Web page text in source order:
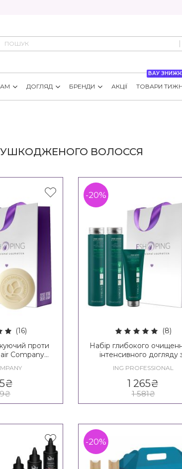
ДОГЛЯД БРЕНДИ АКЦІЇ
ВАУ
ТОВАРИ
ВОЛОССЯ
(16)
проти
Company
₴
₴
-20%
(8)
Набір глибокого
інтенсивного догляду
Pure Detox Set
ING PROFESSIONAL
1 265₴
1 581₴
-20%